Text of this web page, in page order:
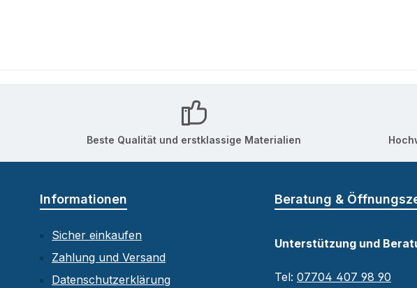
Beste Qualität und erstklassige Materialien
Beratung &
Unterstützung und
Tel: 07704 407 98 90
Informationen
Sicher einkaufen
Zahlung und Versand
Datenschutzerklärung